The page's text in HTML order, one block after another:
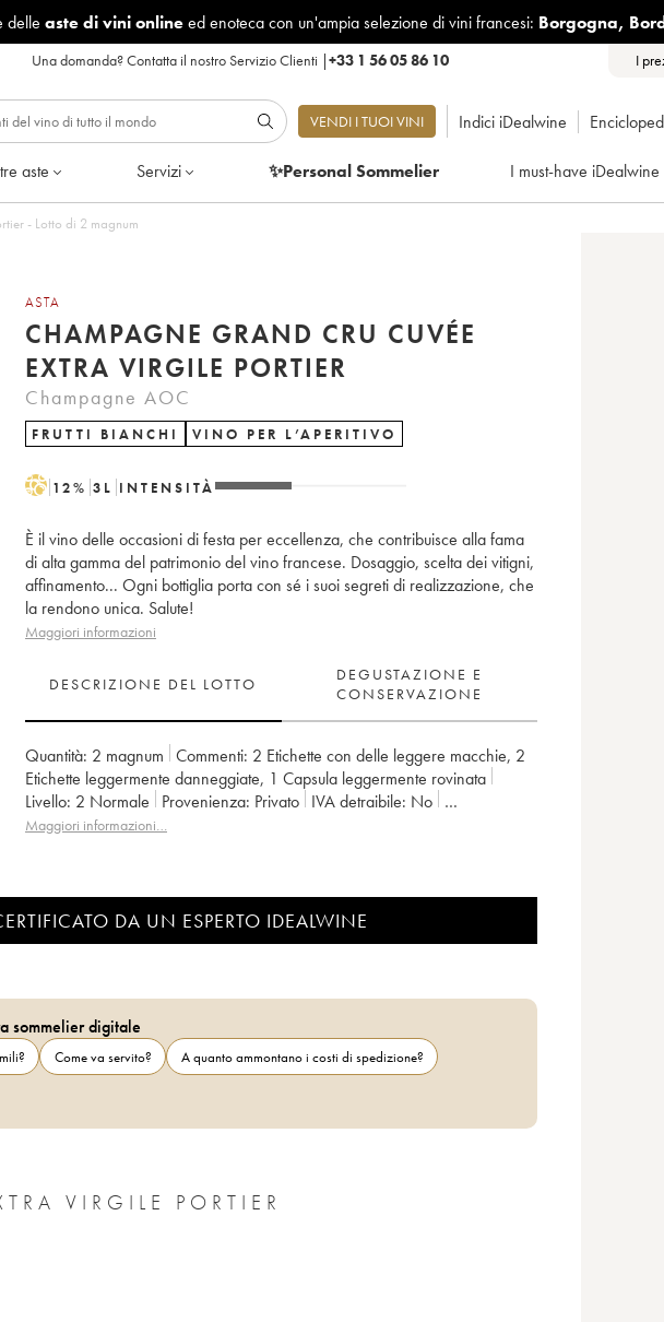
delle aste di vini onlineed enoteca con un'ampia selezione di vini francesi: Borgogna,
Una domanda?Contatta il nostro Servizio Clienti |+33 1 56 05 86 10 I
VENDI I TUOI VINI Indici iDealwine
aste Servizi ✨Personal Sommelier I must-have iDealwine
- Lotto di 2 magnum
ASTA
CHAMPAGNE GRAND CRU CUVÉE
EXTRA VIRGILE PORTIER
Champagne AOC
FRUTTI BIANCHI VINO PER L’APERITIVO
H 12% 3 L INTENSITÀ
È il vino delle occasioni di festa per eccellenza, che contribuisce alla fama
di alta gamma del patrimonio del vino francese. Dosaggio, scelta dei vitigni,
affinamento... Ogni bottiglia porta con sé i suoi segreti di realizzazione, che
la rendono unica. Salute!
Maggiori informazioni
DESCRIZIONE DEL LOTTO
DEGUSTAZIONE E
CONSERVAZIONE
Quantità: 2 magnum Commenti: 2 Etichette con delle leggere macchie, 2
Etichette leggermente danneggiate, 1 Capsula leggermente rovinata
Livello: 2 Normale Provenienza: privato IVA detraibile:
no
Regione:
Champagne
Maggiori informazioni…
DA UN ESPERTO IDEALWINE
sommelier digitale
Come va servito?
A quanto ammontano i costi di spedizione?
VIRGILE PORTIER